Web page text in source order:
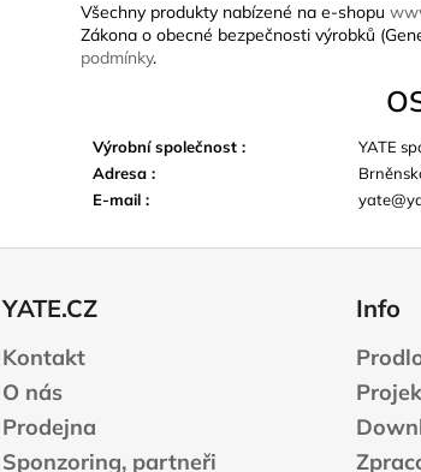
Všechny produkty nabízené na e-shopu
Zákona o obecné bezpečnosti výrobků
podmínky.
Výrobní společnost :
YATE
Adresa :
E-mail :
YATE.CZ
Kontakt
O nás
Prodejna
Sponzoring, partneři
Info